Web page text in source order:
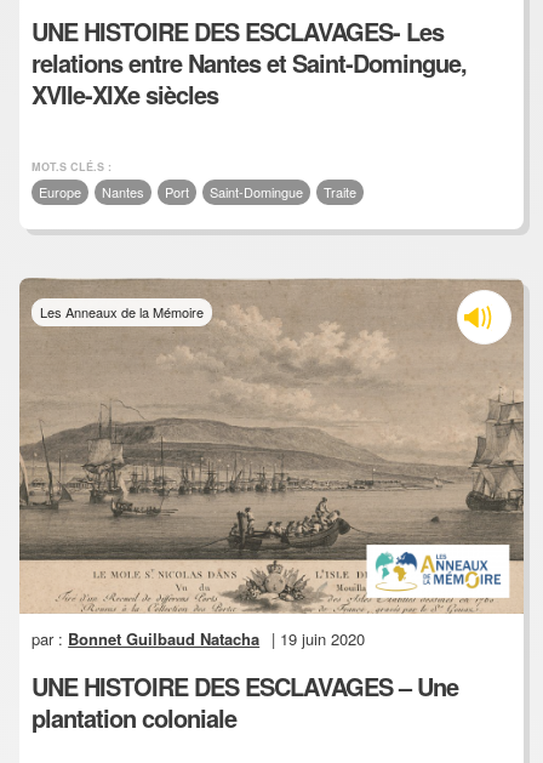
UNE HISTOIRE DES ESCLAVAGES- Les
relations entre Nantes et Saint-Domingue,
XVIIe-XIXe siècles
MOT.S CLÉ.S :
Europe Nantes Port Saint-Domingue Traite
Les Anneaux de la Mémoire
par : Bonnet Guilbaud Natacha | 19 juin 2020
UNE HISTOIRE DES ESCLAVAGES – Une
plantation coloniale